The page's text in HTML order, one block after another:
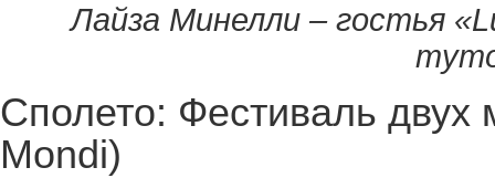
Лайза Минелли – гостья
Сполето: Фестиваль двух
Mondi)